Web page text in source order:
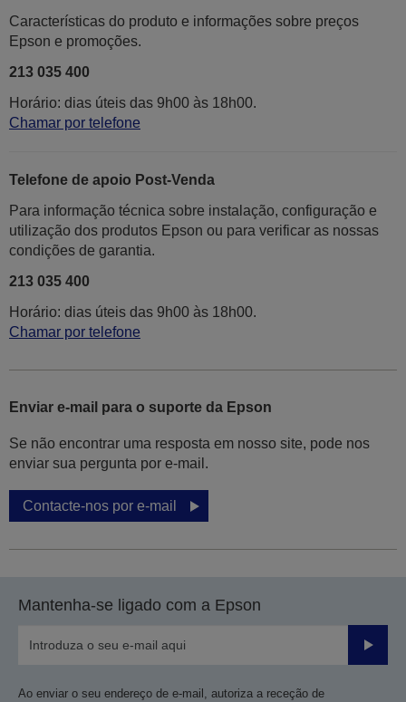
Características do produto e informações sobre preços
Epson e promoções.
213 035 400
Horário: dias úteis das 9h00 às 18h00.
Chamar por telefone
Telefone de apoio Post-Venda
Para informação técnica sobre instalação, configuração e
utilização dos produtos Epson ou para verificar as nossas
condições de garantia.
213 035 400
Horário: dias úteis das 9h00 às 18h00.
Chamar por telefone
Enviar e-mail para o suporte da Epson
Se não encontrar uma resposta em nosso site, pode nos
enviar sua pergunta por e-mail.
Contacte-nos por e-mail
Mantenha-se ligado com a Epson
Enviar
Ao enviar o seu endereço de e-mail, autoriza a receção de